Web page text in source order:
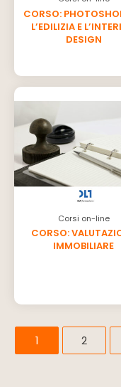
CORSO:
L’EDILIZIA E
DESIGN
Corsi on-line
CORSO:
IMMOBILIARE
1 2